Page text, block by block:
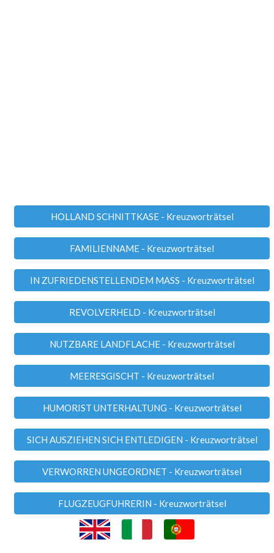
HOLLAND SCHNITTKASE - Kreuzworträtsel
FAMILIENNAME - Kreuzworträtsel
IN ZUFRIEDENSTELLENDEM MASS - Kreuzworträtsel
REVOLVERHELD - Kreuzworträtsel
NUTZBARE LANDFLACHE - Kreuzworträtsel
MEERESGISCHT - Kreuzworträtsel
HUMORIST UNTERHALTUNG - Kreuzworträtsel
SICH AUSZIEHEN SICH ENTLEDIGEN - Kreuzworträtsel
VERWORREN UNGEORDNET - Kreuzworträtsel
FLUGZEUGFUHRERIN - Kreuzworträtsel